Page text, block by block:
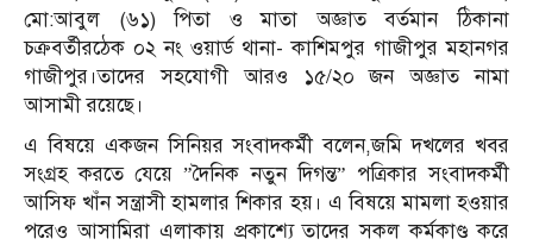
মো:আবুল (৬১) পিতা ও মাতা অজ্ঞাত বর্তমান ঠিকানা
চক্রবর্তীরঠেক ০২ নং ওয়ার্ড থানা- কাশিমপুর গাজীপুর মহানগর
গাজীপুর।তাদের সহযোগী আরও ১৫/২০ জন অজ্ঞাত নামা
আসামী রয়েছে।
এ বিষয়ে একজন সিনিয়র সংবাদকর্মী বলেন,জমি দখলের খবর
সংগ্রহ করতে যেয়ে ”দৈনিক নতুন দিগন্ত” পত্রিকার সংবাদকর্মী
আসিফ খাঁন সন্ত্রাসী হামলার শিকার হয়। এ বিষয়ে মামলা হওয়ার
পরেও আসামিরা এলাকায় প্রকাশ্যে তাদের সকল কর্মকাণ্ড করে